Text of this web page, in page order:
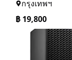
กรุงเทพฯ
฿ 19,800